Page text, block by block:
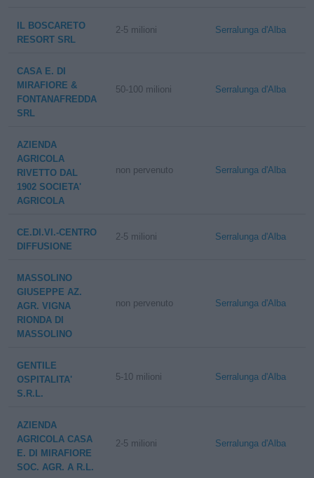
IL BOSCARETO
RESORT SRL
2-5 milioni Serralunga d'Alba
CASA E. DI
MIRAFIORE &
FONTANAFREDDA
SRL
50-100 milioni Serralunga d'Alba
AZIENDA
AGRICOLA
RIVETTO DAL
1902 SOCIETA'
AGRICOLA
non pervenuto Serralunga d'Alba
CE.DI.VI.-CENTRO
DIFFUSIONE
2-5 milioni Serralunga d'Alba
MASSOLINO
GIUSEPPE AZ.
AGR. VIGNA
RIONDA DI
MASSOLINO
non pervenuto Serralunga d'Alba
GENTILE
OSPITALITA'
S.R.L.
5-10 milioni Serralunga d'Alba
AZIENDA
AGRICOLA CASA
E. DI MIRAFIORE
SOC. AGR. A R.L.
2-5 milioni Serralunga d'Alba